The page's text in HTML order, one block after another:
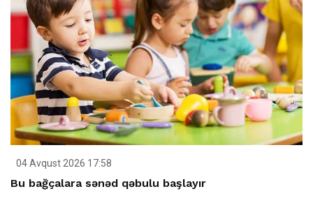
04 Avqust 2026 17:58
Bu bağçalara sənəd qəbulu başlayır